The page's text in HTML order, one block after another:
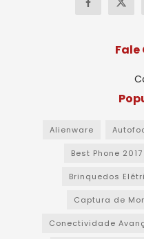
Fale
Alienware
Best Phone 2017
Brinquedos
Captura de
Conectividade